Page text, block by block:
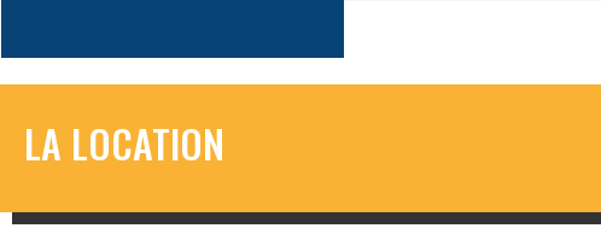
LA LOCATION